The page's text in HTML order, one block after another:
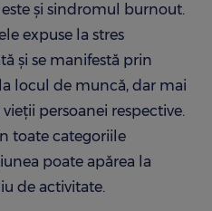
și sindromul burnout.
expuse la stres
și se manifestă prin
locul de muncă, dar mai
persoanei respective.
toate categoriile
poate apărea la
de activitate.